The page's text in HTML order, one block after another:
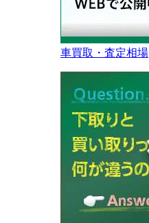
車買取・査定相場